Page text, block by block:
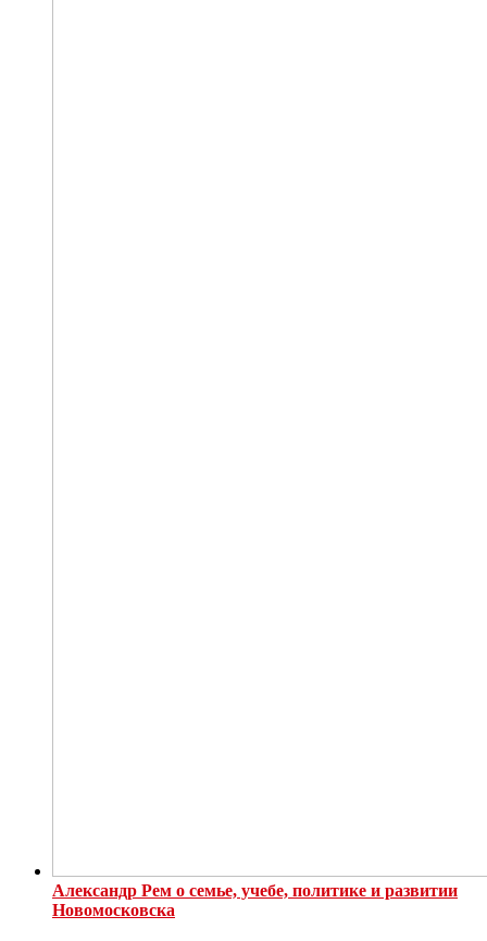
Александр Рем о семье, учебе, политике и развитии
Новомосковска